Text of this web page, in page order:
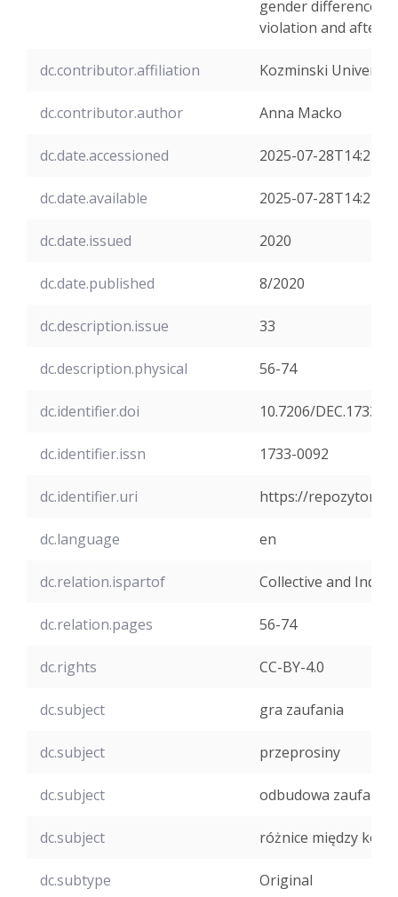
gender differences
violation and after
dc.contributor.affiliation Kozminski University
dc.contributor.author Anna Macko
dc.date.accessioned 2025-07-
dc.date.available 2025-07-
dc.date.issued 2020
dc.date.published 8/2020
dc.description.issue 33
dc.description.physical 56-74
dc.identifier.doi 10.7206/DEC.1733-
dc.identifier.issn 1733-0092
dc.identifier.uri https://
dc.language en
dc.relation.ispartof Collective and
dc.relation.pages 56-74
dc.rights CC-BY-4.0
dc.subject gra zaufania
dc.subject przeprosiny
dc.subject odbudowa zaufania
dc.subject różnice między
dc.subtype Original